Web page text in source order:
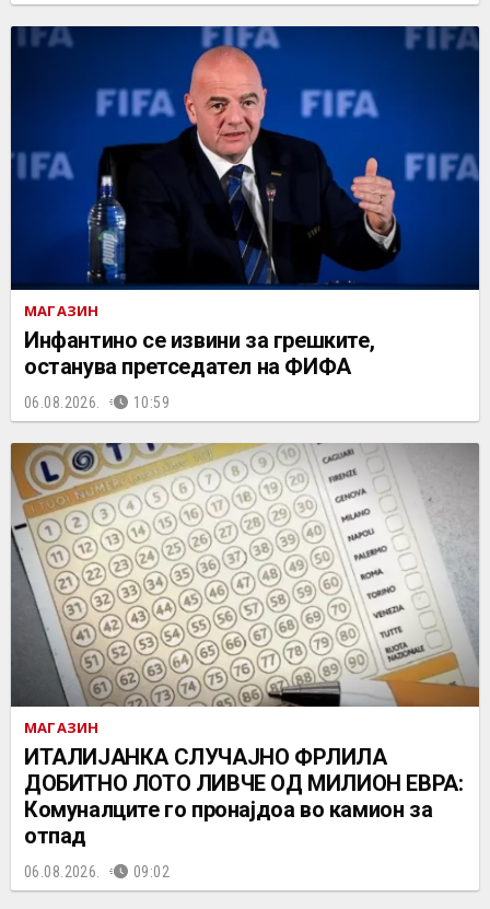
МАГАЗИН
Инфантино се извини за грешките,
останува претседател на ФИФА
06.08.2026. 10:59
МАГАЗИН
ИТАЛИЈАНКА СЛУЧАЈНО ФРЛИЛА
ДОБИТНО ЛОТО ЛИВЧЕ ОД МИЛИОН ЕВРА:
Комуналците го пронајдоа во камион за
отпад
06.08.2026. 09:02